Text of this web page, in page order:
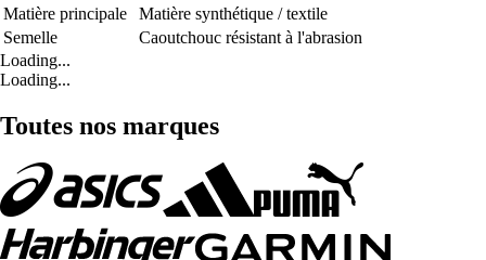
Matière principale
Matière synthétique / textile
Semelle
Caoutchouc résistant à l'abrasion
Loading...
Loading...
Toutes nos marques